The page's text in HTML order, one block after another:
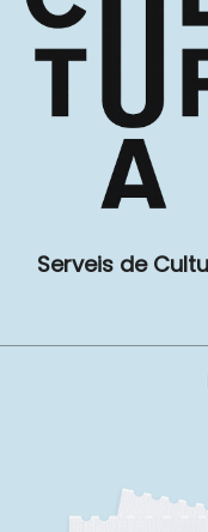
Serveis de